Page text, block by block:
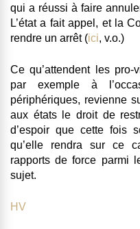
qui a réussi à faire
L’état a fait appel, et la
rendre un arrêt (ici, v.o.)
Ce qu’attendent les pro-
par exemple à
périphériques, revienne
aux états le droit de
d’espoir que cette fois
qu’elle rendra sur ce
rapports de force parmi
sujet.
HV